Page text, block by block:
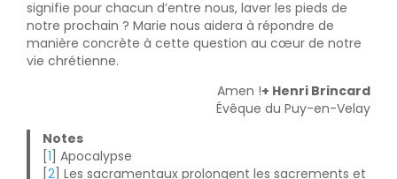
signifie pour chacun d’entre nous, laver les pieds de
notre prochain ? Marie nous aidera à répondre de
manière concrète à cette question au cœur de notre
vie chrétienne.
Amen !+ Henri Brincard
Évêque du Puy-en-Velay
Notes
1 ] Apocalypse
2] Les sacramentaux prolongent les sacrements et